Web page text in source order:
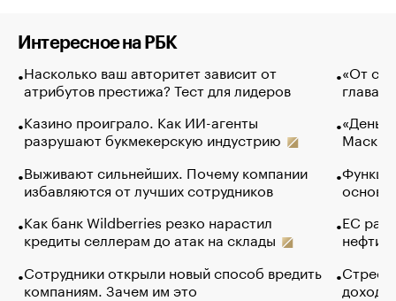
Интересное на РБК
Насколько ваш авторитет зависит от
атрибутов престижа? Тест для лидеров
Казино проиграло. Как ИИ-агенты
разрушают букмекерскую индустрию
Выживают сильнейших. Почему компании
избавляются от лучших сотрудников
Как банк Wildberries резко нарастил
кредиты селлерам до атак на склады
Сотрудники открыли новый способ вредить
компаниям. Зачем им это
«От
глава
Маск в
основ
ЕС
нефти